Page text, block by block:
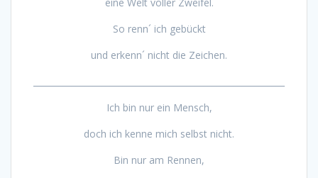
So renn´ ich gebückt
und erkenn´ nicht die Zeichen.
Ich bin nur ein Mensch,
doch ich kenne mich selbst nicht.
Bin nur am Rennen,